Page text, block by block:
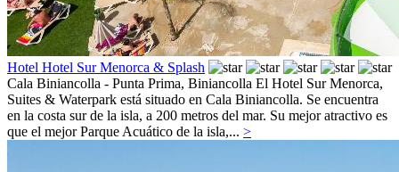
Hotel Hotel Sur Menorca & Splash
Cala Biniancolla - Punta Prima, Biniancolla El Hotel Sur Menorca,
Suites & Waterpark está situado en Cala Biniancolla. Se encuentra
en la costa sur de la isla, a 200 metros del mar. Su mejor atractivo es
que el mejor Parque Acuático de la isla,... >